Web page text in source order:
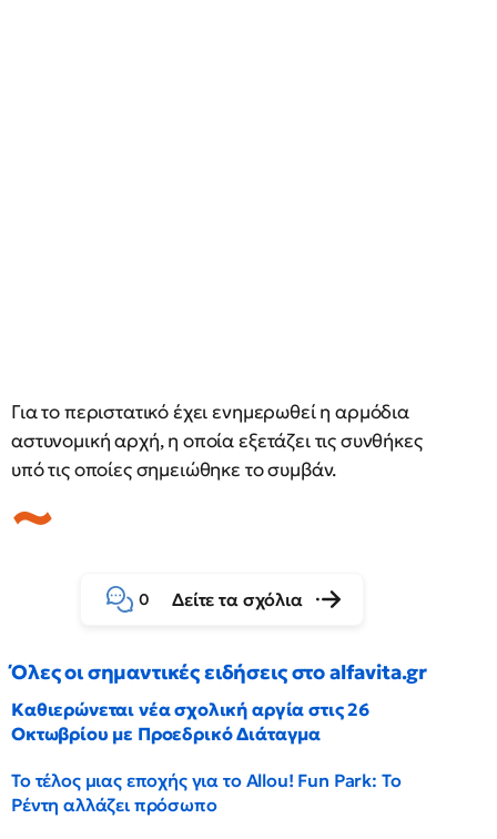
Για το περιστατικό έχει ενημερωθεί η αρμόδια
αστυνομική αρχή, η οποία εξετάζει τις συνθήκες
υπό τις οποίες σημειώθηκε το συμβάν.
0 Δείτε τα σχόλια
Όλες οι σημαντικές ειδήσεις στο alfavita.gr
Καθιερώνεται νέα σχολική αργία στις 26
Οκτωβρίου με Προεδρικό Διάταγμα
Το τέλος μιας εποχής για το Allou! Fun Park: Το
Ρέντη αλλάζει πρόσωπο